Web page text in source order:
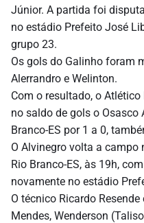
Júnior. A partida foi
no estádio Prefeito José
grupo 23.
Os gols do Galinho foram
Alerrandro e Welinton.
Com o resultado, o
no saldo de gols o Osasco
Branco-ES por 1 a 0,
O Alvinegro volta a
Rio Branco-ES, às 19h,
novamente no estádio
O técnico Ricardo
Mendes, Wenderson